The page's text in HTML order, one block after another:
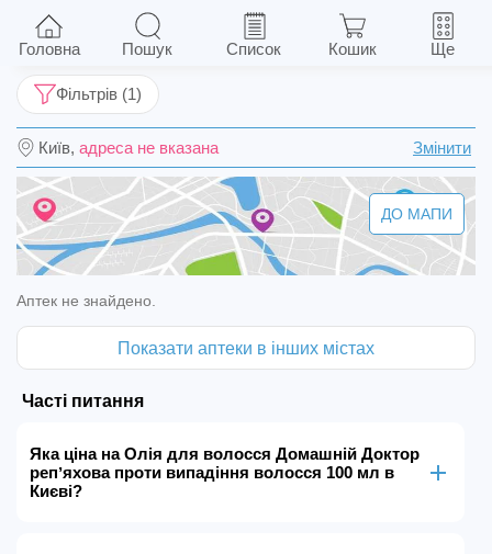
Олія для волосся Домашній Доктор репʼяхова
проти випадіння волосся 100 мл
Київ, адреса не вказана Змінити
Фільтрів (1)
ДО МАПИ
Аптек не знайдено.
Показати аптеки в інших містах
Часті питання
Яка ціна на Олія для волосся Домашній Доктор
репʼяхова проти випадіння волосся 100 мл в
Києві?
Головна Пошук Список Кошик Ще